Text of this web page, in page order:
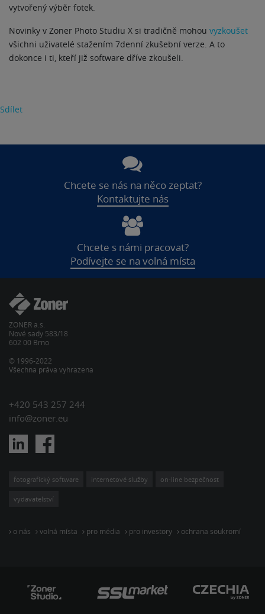
vytvořený výběr fotek.
Novinky v Zoner Photo Studiu X si tradičně mohou vyzkoušet
všichni uživatelé stažením 7denní zkušební verze. A to
dokonce i ti, kteří již software dříve zkoušeli.
Sdílet
Chcete se nás na něco zeptat?
Kontaktujte nás
Chcete s námi pracovat?
Podívejte se na volná místa
ZONER a.s.
Nové sady 583/18
602 00 Brno
© 1996-2022
Všechna práva vyhrazena
+420 543 257 244
info@zoner.eu
fotografický software internetové služby on-line bezpečnost
vydavatelství
o nás volná místa pro média pro investory ochrana soukromí